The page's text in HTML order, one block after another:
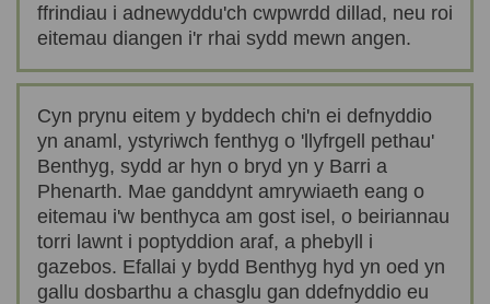
ffrindiau i adnewyddu'ch cwpwrdd dillad, neu roi
eitemau diangen i'r rhai sydd mewn angen.
Cyn prynu eitem y byddech chi'n ei defnyddio
yn anaml, ystyriwch fenthyg o 'llyfrgell pethau'
Benthyg, sydd ar hyn o bryd yn y Barri a
Phenarth. Mae ganddynt amrywiaeth eang o
eitemau i'w benthyca am gost isel, o beiriannau
torri lawnt i poptyddion araf, a phebyll i
gazebos. Efallai y bydd Benthyg hyd yn oed yn
gallu dosbarthu a chasglu gan ddefnyddio eu